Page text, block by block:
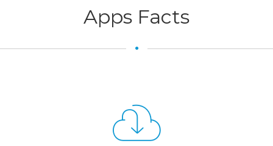
Apps Facts